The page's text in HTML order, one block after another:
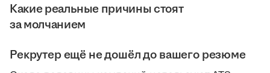
Какие реальные причины стоят
за молчанием
Рекрутер ещё не дошёл до вашего резюме